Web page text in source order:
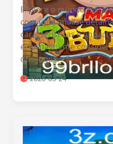
Explore o mundo
com uma análise
características e
especialmente
dos jogos.
2026-03-24